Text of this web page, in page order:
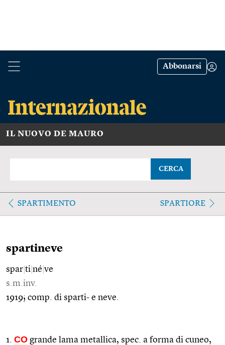
Abbonarsi
IL NUOVO DE MAURO
CERCA
SPARTIMENTO SPARTIORE
spartineve
spar ti né ve
s.m.inv.
1919; comp. di sparti- e neve.
1. CO grande lama metallica, spec. a forma di cuneo,